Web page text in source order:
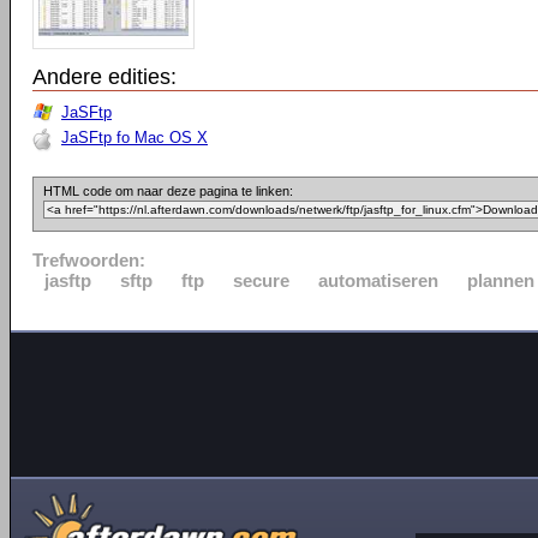
Andere edities:
JaSFtp
JaSFtp fo Mac OS X
HTML code om naar deze pagina te linken:
Trefwoorden:
jasftp
sftp ftp secure automatiseren plannen